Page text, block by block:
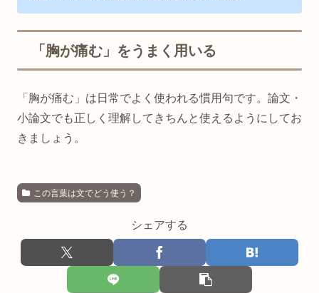
「胸が痛む」をうまく用いる
「胸が痛む」は日常でよく使われる慣用句です。論文・
小論文でも正しく理解してきちんと使えるようにしてお
きましょう。
この言葉は文でどう使う？
シェアする